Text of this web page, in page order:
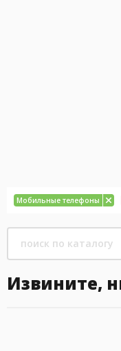
Мобильные телефоны
Извините,